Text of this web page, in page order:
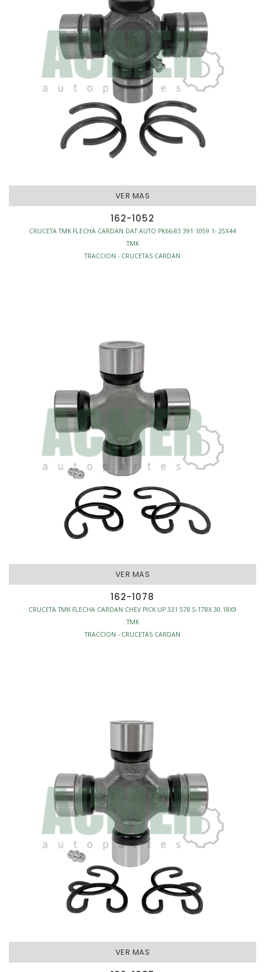
VER MAS
162-1052
CRUCETA TMK FLECHA CARDAN DAT AUTO PK66-83 391 1059 1- 25X44
TMK
TRACCION - CRUCETAS CARDAN
VER MAS
162-1078
CRUCETA TMK FLECHA CARDAN CHEV PICK UP 331 578 5-178X 30.18X9
TMK
TRACCION - CRUCETAS CARDAN
VER MAS